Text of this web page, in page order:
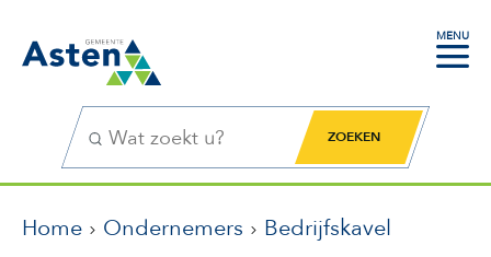
MENU
Zoekfunctie Zoekknop
Home Ondernemers Bedrijfskavel